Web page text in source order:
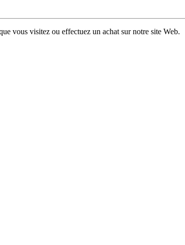
vous visitez ou effectuez un achat sur notre site Web.